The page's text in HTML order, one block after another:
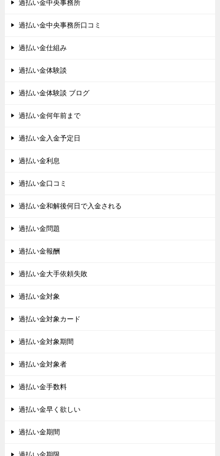
過払い金中央事務所
過払い金中央事務所口コミ
過払い金仕組み
過払い金体験談
過払い金体験談 ブログ
過払い金何年前まで
過払い金入金予定日
過払い金利息
過払い金口コミ
過払い金和解後何日で入金される
過払い金問題
過払い金報酬
過払い金大手依頼失敗
過払い金対象
過払い金対象カード
過払い金対象期間
過払い金対象者
過払い金手数料
過払い金早く欲しい
過払い金期間